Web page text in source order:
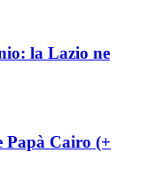
la Lazio ne
Papà Cairo (+